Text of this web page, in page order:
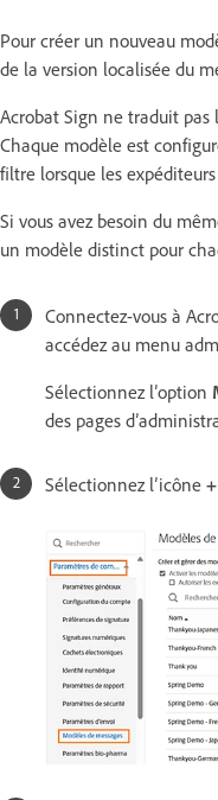
Pour créer un nouveau
de la version localisée du
Acrobat Sign ne traduit pas
Chaque modèle est
filtre lorsque les
Si vous avez besoin du
un modèle distinct pour
Connectez-vous à
accédez au menu
Sélectionnez l’option
des pages
Sélectionnez l’icône +